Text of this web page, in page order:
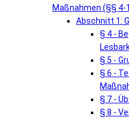
Maßnahmen (§§ 4-
Abschnitt 1:
§ 4 -
§ 5 -
§ 6 -
§ 7 -
§ 8 -